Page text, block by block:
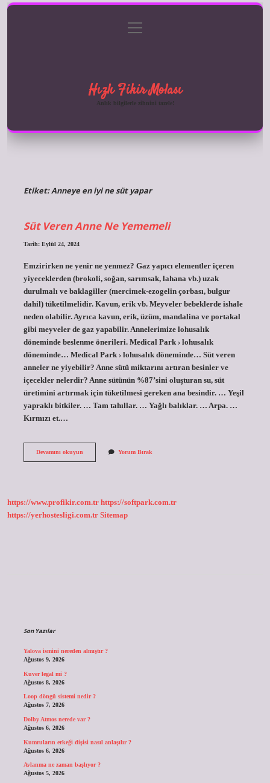
Gizlilik Politikası
menüyü
aç
Hızlı Fikir Molası
Anlık bilgilerle zihnini tazele!
Etiket:Anneye en iyi ne süt yapar
Süt Veren Anne Ne Yememeli
Tarih: Eylül 24, 2024
Emzirirken ne yenir ne yenmez? Gaz yapıcı elementler içeren
yiyeceklerden (brokoli, soğan, sarımsak, lahana vb.) uzak
durulmalı ve baklagiller (mercimek-ezogelin çorbası, bulgur
dahil) tüketilmelidir. Kavun, erik vb. Meyveler bebeklerde ishale
neden olabilir. Ayrıca kavun, erik, üzüm, mandalina ve portakal
gibi meyveler de gaz yapabilir. Annelerimize lohusalık
döneminde beslenme önerileri. Medical Park › lohusalık
döneminde… Medical Park › lohusalık döneminde… Süt veren
anneler ne yiyebilir? Anne sütü miktarını artıran besinler ve
içecekler nelerdir? Anne sütünün %87’sini oluşturan su, süt
üretimini artırmak için tüketilmesi gereken ana besindir. … Yeşil
yapraklı bitkiler. … Tam tahıllar. … Yağlı balıklar. … Arpa. …
Kırmızı et.…
Devamını okuyunSüt
Yorum Bırak
https://www.profikir.com.tr https://softpark.com.tr
https://yerhostesligi.com.tr Sitemap
Son Yazılar
Yalova ismini nereden almıştır ?
Ağustos 9, 2026
Kuver legal mi ?
Ağustos 8, 2026
Loop döngü sistemi nedir ?
Ağustos 7, 2026
Dolby Atmos nerede var ?
Ağustos 6, 2026
Kumruların erkeği dişisi nasıl anlaşılır ?
Ağustos 6, 2026
Avlanma ne zaman başlıyor ?
Ağustos 5, 2026